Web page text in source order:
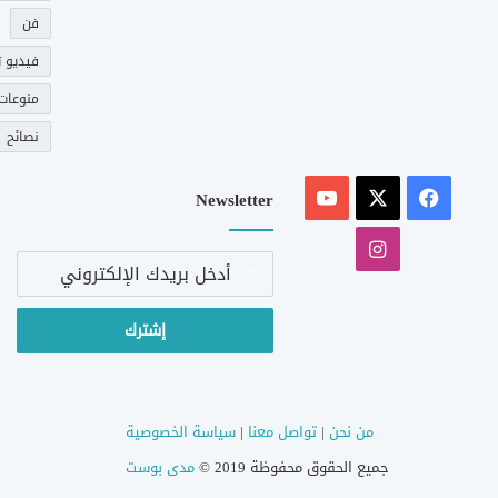
فن
فيديو
نصائح
فيسبوك
‫YouTube
انستقرام
Newsletter
أدخل
الإلكتروني
من نحن |تواصل معنا |سياسة الخصوصية
جميع الحقوق محفوظة 2019 ©
مدى بوست